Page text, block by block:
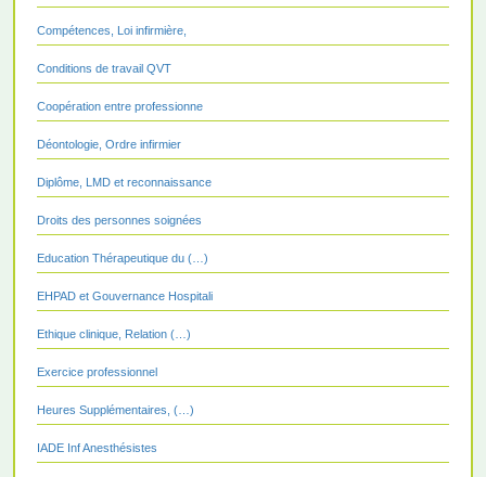
Compétences, Loi infirmière,
Conditions de travail QVT
Coopération entre professionne
Déontologie, Ordre infirmier
Diplôme, LMD et reconnaissance
Droits des personnes soignées
Education Thérapeutique du (…)
EHPAD et Gouvernance Hospitali
Ethique clinique, Relation (…)
Exercice professionnel
Heures Supplémentaires, (…)
IADE Inf Anesthésistes